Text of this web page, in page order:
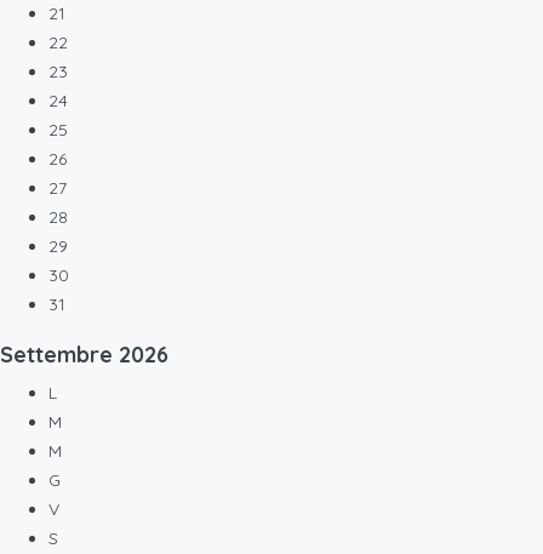
21
22
23
24
25
26
27
28
29
30
31
Settembre 2026
L
M
M
G
V
S